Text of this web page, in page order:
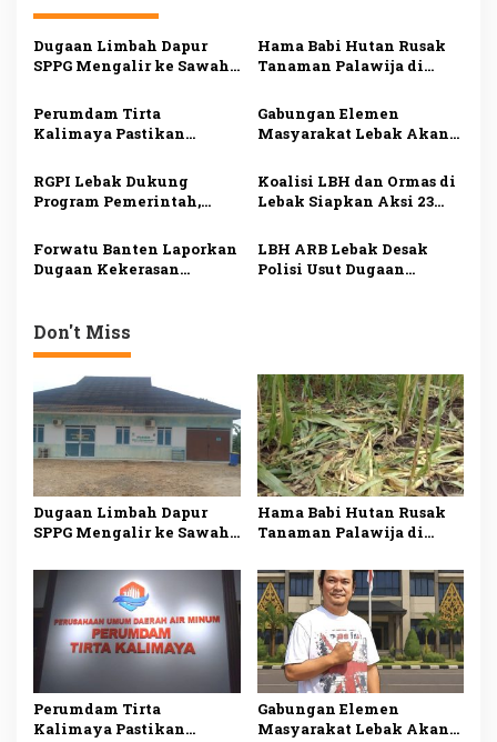
a
s
i
p
o
s
Dugaan Limbah Dapur
SPPG Mengalir ke Sawah
Investigasi Minta
Pemeriksaan Menyeluruh
Hama Babi Hutan Rusak
Tanaman Palawija di
hingga Puluhan Juta
Rupiah
Perumdam Tirta
Kalimaya Pastikan
33.000 Pelanggan di Lebak
Tetap Lancar saat
Kemarau
Gabungan Elemen
Masyarakat Lebak Akan
PDI Perjuangan, Bawa
Lima Tuntutan
RGPI Lebak Dukung
Program Pemerintah,
Kelola demi
Kesejahteraan Rakyat
Koalisi LBH dan Ormas di
Lebak Siapkan Aksi 23
Mundur
Forwatu Banten Laporkan
Dugaan Kekerasan
Massa
LBH ARB Lebak Desak
Polisi Usut Dugaan
Don't Miss
Dugaan Limbah Dapur
SPPG Mengalir ke Sawah
Investigasi Minta
Pemeriksaan Menyeluruh
Hama Babi Hutan Rusak
Tanaman Palawija di
hingga Puluhan Juta
Rupiah
Perumdam Tirta
Kalimaya Pastikan
Gabungan Elemen
Masyarakat Lebak Akan